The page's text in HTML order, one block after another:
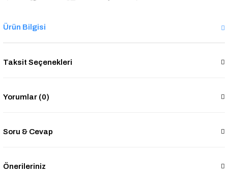
Ürün Bilgisi
Taksit Seçenekleri
Yorumlar (0)
Soru & Cevap
Önerileriniz